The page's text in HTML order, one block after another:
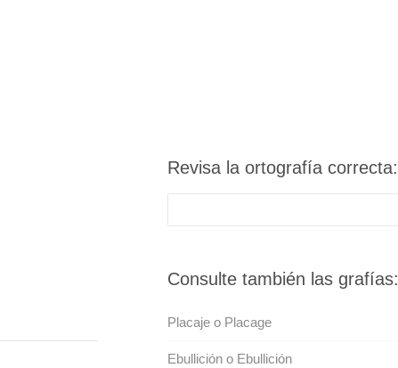
Revisa la ortografía correcta:
Consulte también las grafías:
Placaje o Placage
Ebullición o Ebullición